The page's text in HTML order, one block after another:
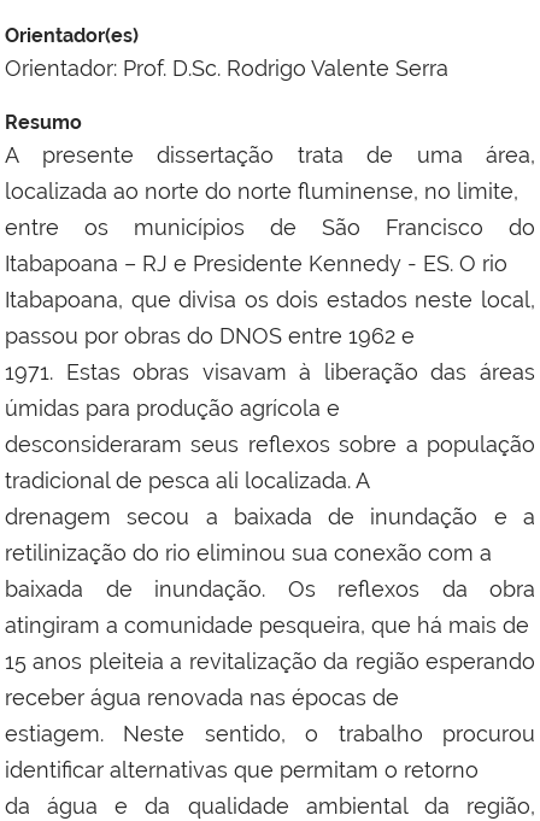
Orientador(es)
Orientador: Prof. D.Sc. Rodrigo Valente Serra
Resumo
A presente dissertação trata de uma área,
localizada ao norte do norte fluminense, no limite,
entre os municípios de São Francisco do
Itabapoana – RJ e Presidente Kennedy - ES. O rio
Itabapoana, que divisa os dois estados neste local,
passou por obras do DNOS entre 1962 e
1971. Estas obras visavam à liberação das áreas
úmidas para produção agrícola e
desconsideraram seus reflexos sobre a população
tradicional de pesca ali localizada. A
drenagem secou a baixada de inundação e a
retilinização do rio eliminou sua conexão com a
baixada de inundação. Os reflexos da obra
atingiram a comunidade pesqueira, que há mais de
15 anos pleiteia a revitalização da região esperando
receber água renovada nas épocas de
estiagem. Neste sentido, o trabalho procurou
identificar alternativas que permitam o retorno
da água e da qualidade ambiental da região,